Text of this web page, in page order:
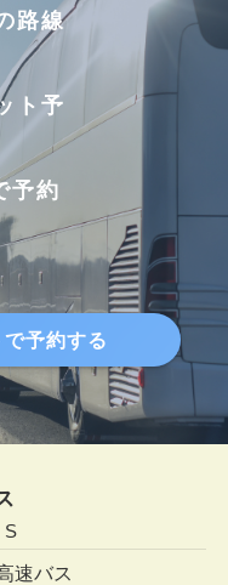
路線
ト予
予約
予約する
速バス